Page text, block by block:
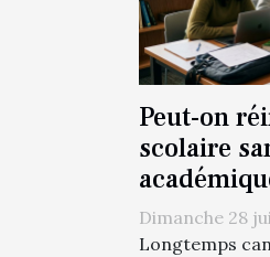
Peut-on
scolaire
Dimanche 28
Longtemps